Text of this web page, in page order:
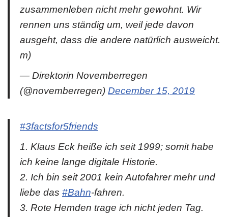
zusammenleben nicht mehr gewohnt. Wir
rennen uns ständig um, weil jede davon
ausgeht, dass die andere natürlich ausweicht.
m)
— Direktorin Novemberregen
(@novemberregen) December 15, 2019
#3factsfor5friends
1. Klaus Eck heiße ich seit 1999; somit habe
ich keine lange digitale Historie.
2. Ich bin seit 2001 kein Autofahrer mehr und
liebe das #Bahn-fahren.
3. Rote Hemden trage ich nicht jeden Tag.